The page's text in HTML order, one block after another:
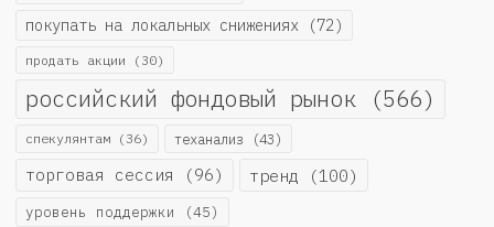
покупать на локальных снижениях (72)
продать акции (30)
российский фондовый рынок (566)
спекулянтам (36) теханализ (43)
торговая сессия (96) тренд (100)
уровень поддержки (45)